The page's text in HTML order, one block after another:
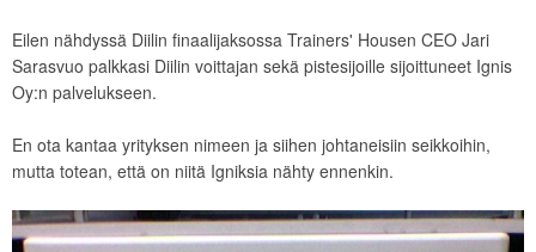
Eilen nähdyssä Diilin finaalijaksossa Trainers' Housen CEO Jari
Sarasvuo palkkasi Diilin voittajan sekä pistesijoille sijoittuneet Ignis
Oy:n palvelukseen.
En ota kantaa yrityksen nimeen ja siihen johtaneisiin seikkoihin,
mutta totean, että on niitä Igniksia nähty ennenkin.